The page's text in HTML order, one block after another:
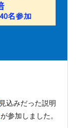
見込みだった説明
が参加しました。